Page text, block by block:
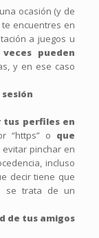
ocasión (y de
encuentres en
a juegos u
pueden
y en ese caso
tus perfiles en
“https” o que
evitar pinchar en
incluso
decir tiene que
se trata de un
de tus amigos